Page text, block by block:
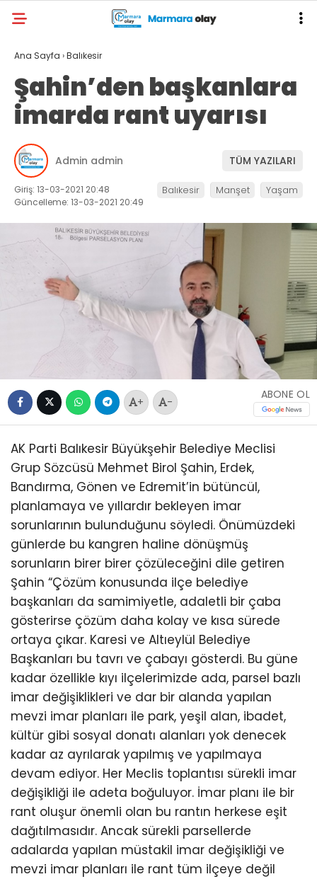
Ana Sayfa ›Balıkesir
Şahin’den başkanlara
imarda rant uyarısı
Admin admin TÜM YAZILARI
Giriş: 13-03-2021 20:48
Güncelleme: 13-03-2021 20:49
Balıkesir Manşet Yaşam
+ -
ABONE OL
AK Parti Balıkesir Büyükşehir Belediye Meclisi
Grup Sözcüsü Mehmet Birol Şahin, Erdek,
Bandırma, Gönen ve Edremit’in bütüncül,
planlamaya ve yıllardır bekleyen imar
sorunlarının bulunduğunu söyledi. Önümüzdeki
günlerde bu kangren haline dönüşmüş
sorunların birer birer çözüleceğini dile getiren
Şahin “Çözüm konusunda ilçe belediye
başkanları da samimiyetle, adaletli bir çaba
gösterirse çözüm daha kolay ve kısa sürede
ortaya çıkar. Karesi ve Altıeylül Belediye
Başkanları bu tavrı ve çabayı gösterdi. Bu güne
kadar özellikle kıyı ilçelerimizde ada, parsel bazlı
imar değişiklikleri ve dar bir alanda yapılan
mevzi imar planları ile park, yeşil alan, ibadet,
kültür gibi sosyal donatı alanları yok denecek
kadar az ayrılarak yapılmış ve yapılmaya
devam ediyor. Her Meclis toplantısı sürekli imar
değişikliği ile adeta boğuluyor. İmar planı ile bir
rant oluşur önemli olan bu rantın herkese eşit
dağıtılmasıdır. Ancak sürekli parsellerde
adalarda yapılan müstakil imar değişikliği ve
mevzi imar planları ile rant tüm ilçeye değil